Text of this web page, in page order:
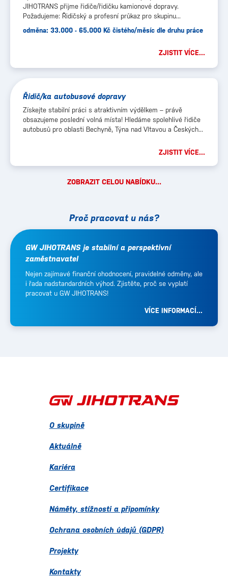
JIHOTRANS přijme řidiče/řidičku kamionové dopravy.
Požadujeme: Řidičský a profesní průkaz pro skupinu...
odměna: 33.000 - 65.000 Kč čistého/měsíc dle druhu práce
ZJISTIT VÍCE...
Řidič/ka autobusové dopravy
Získejte stabilní práci s atraktivním výdělkem – právě
obsazujeme poslední volná místa! Hledáme spolehlivé řidiče
autobusů pro oblasti Bechyně, Týna nad Vltavou a Českých...
ZJISTIT VÍCE...
ZOBRAZIT CELOU NABÍDKU...
Proč pracovat u nás?
GW JIHOTRANS je stabilní a perspektivní
zaměstnavatel
Nejen zajímavé finanční ohodnocení, pravidelné odměny, ale
i řada nadstandardních výhod. Zjistěte, proč se vyplatí
pracovat u GW JIHOTRANS!
VÍCE INFORMACÍ...
O skupině
Aktuálně
Kariéra
Certifikace
Náměty, stížnosti a připomínky
Ochrana osobních údajů (GDPR)
Projekty
Kontakty